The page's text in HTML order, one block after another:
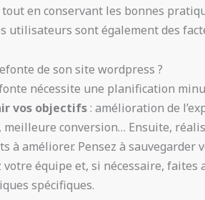
en conservant les bonnes
utilisateurs sont également des
de son site wordpress ?
nécessite une planification
vos objectifs: amélioration de
conversion… Ensuite,
à améliorer. Pensez à sauvegarder
équipe et, si nécessaire, faites
spécifiques.